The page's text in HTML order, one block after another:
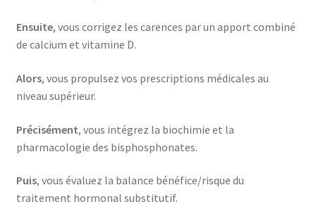
Ensuite, vous corrigez les carences par un apport combiné
de calcium et vitamine D.
Alors, vous propulsez vos prescriptions médicales au
niveau supérieur.
Précisément, vous intégrez la biochimie et la
pharmacologie des bisphosphonates.
Puis, vous évaluez la balance bénéfice/risque du
traitement hormonal substitutif.